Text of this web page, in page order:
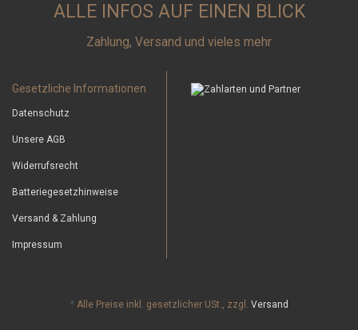
ALLE INFOS AUF EINEN BLICK
Zahlung, Versand und vieles mehr
Gesetzliche Informationen
Datenschutz
Unsere AGB
Widerrufsrecht
Batteriegesetzhinweise
Versand & Zahlung
Impressum
* Alle Preise inkl. gesetzlicher USt., zzgl. Versand